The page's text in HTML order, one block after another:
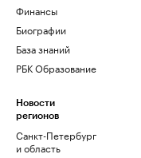
Финансы
Биографии
База знаний
РБК Образование
Новости
регионов
Санкт-Петербург
и область